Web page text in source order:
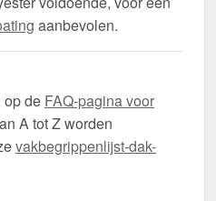
aanbevolen.
op de FAQ-pagina voor
A tot Z worden
vakbegrippenlijst-dak-